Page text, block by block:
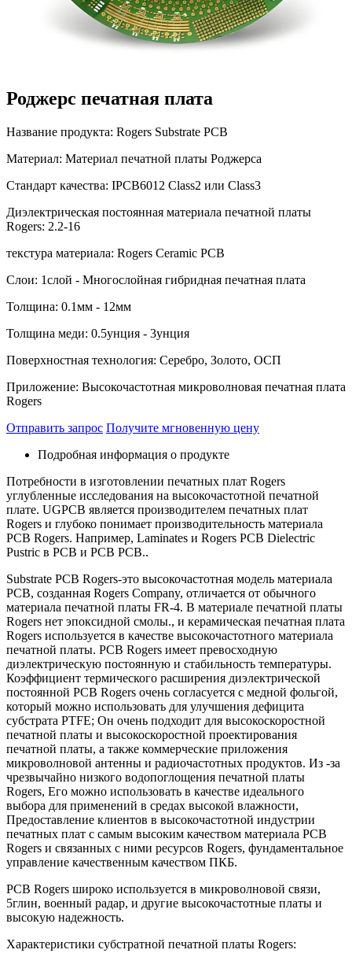
Роджерс печатная плата
Название продукта: Rogers Substrate PCB
Материал: Материал печатной платы Роджерса
Стандарт качества: IPCB6012 Class2 или Class3
Диэлектрическая постоянная материала печатной платы
Rogers: 2.2-16
текстура материала: Rogers Ceramic PCB
Слои: 1слой - Многослойная гибридная печатная плата
Толщина: 0.1мм - 12мм
Толщина меди: 0.5унция - 3унция
Поверхностная технология: Серебро, Золото, ОСП
Приложение: Высокочастотная микроволновая печатная плата
Rogers
Отправить запрос Получите мгновенную цену
Подробная информация о продукте
Потребности в изготовлении печатных плат Rogers
углубленные исследования на высокочастотной печатной
плате. UGPCB является производителем печатных плат
Rogers и глубоко понимает производительность материала
PCB Rogers. Например, Laminates и Rogers PCB Dielectric
Pustric в PCB и PCB PCB..
Substrate PCB Rogers-это высокочастотная модель материала
PCB, созданная Rogers Company, отличается от обычного
материала печатной платы FR-4. В материале печатной платы
Rogers нет эпоксидной смолы., и керамическая печатная плата
Rogers используется в качестве высокочастотного материала
печатной платы. PCB Rogers имеет превосходную
диэлектрическую постоянную и стабильность температуры.
Коэффициент термического расширения диэлектрической
постоянной PCB Rogers очень согласуется с медной фольгой,
который можно использовать для улучшения дефицита
субстрата PTFE; Он очень подходит для высокоскоростной
печатной платы и высокоскоростной проектирования
печатной платы, а также коммерческие приложения
микроволновой антенны и радиочастотных продуктов. Из -за
чрезвычайно низкого водопоглощения печатной платы
Rogers, Его можно использовать в качестве идеального
выбора для применений в средах высокой влажности,
Предоставление клиентов в высокочастотной индустрии
печатных плат с самым высоким качеством материала PCB
Rogers и связанных с ними ресурсов Rogers, фундаментальное
управление качественным качеством ПКБ.
PCB Rogers широко используется в микроволновой связи,
5глин, военный радар, и другие высокочастотные платы и
высокую надежность.
Характеристики субстратной печатной платы Rogers: